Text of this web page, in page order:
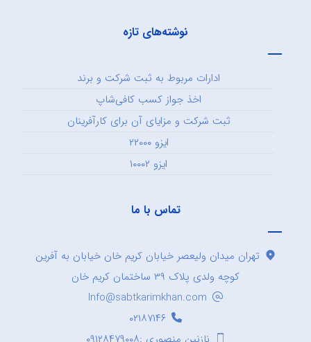
نوشته‌های تازه
ادارات مربوط به ثبت شرکت و برند
اخذ جواز کسب کافی‌شاپ
ثبت شرکت و مزایای آن برای کارآفرینان
ایزو ۲۲۰۰۰
ایزو ۱۰۰۰۲
تماس با ما
تهران میدان ولیعصر خیابان کریم خان خیابان به آفرین
کوچه ولدی پلاک ۳۹ ساختمان کریم خان
Info@sabtkarimkhan.com
۰۲۱۸۷۱۴۶